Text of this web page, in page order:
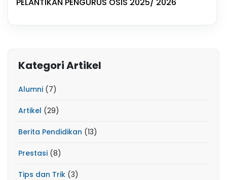
Kategori Artikel
Alumni (7)
Artikel (29)
Berita Pendidikan (13)
Prestasi (8)
Tips dan Trik (3)